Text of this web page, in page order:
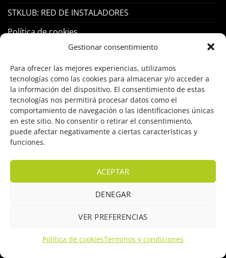
Gestionar consentimiento
Para ofrecer las mejores experiencias, utilizamos
tecnologías como las cookies para almacenar y/o acceder a
la información del dispositivo. El consentimiento de estas
tecnologías nos permitirá procesar datos como el
comportamiento de navegación o las identificaciones únicas
en este sitio. No consentir o retirar el consentimiento,
puede afectar negativamente a ciertas características y
funciones.
ACEPTAR
DENEGAR
VER PREFERENCIAS
Política de cookiesTerminos y condiciones
STKLUB: RED DE INSTALADORES
Política de cookies
Control Acceso
Hogar Inteligente
Incendio
Intrusión
Marcas
OFERTAS